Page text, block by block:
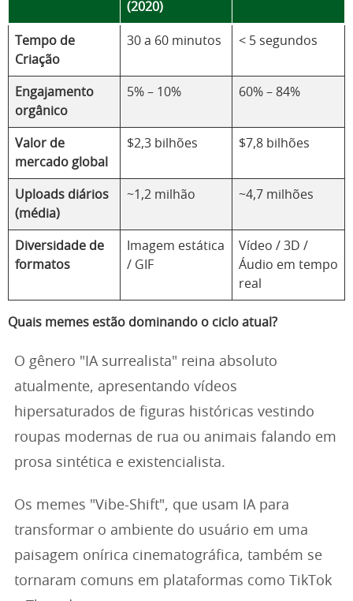
(2020)
Tempo de
Criação
30 a 60 minutos < 5 segundos
Engajamento
orgânico
5% – 10% 60% – 84%
Valor de
mercado global
$2,3 bilhões $7,8 bilhões
Uploads diários
(média)
~1,2 milhão ~4,7 milhões
Diversidade de
formatos
Imagem estática
/ GIF
Vídeo / 3D /
Áudio em tempo
real
Quais memes estão dominando o ciclo atual?
O gênero "IA surrealista" reina absoluto
atualmente, apresentando vídeos
hipersaturados de figuras históricas vestindo
roupas modernas de rua ou animais falando em
prosa sintética e existencialista.
Os memes "Vibe-Shift", que usam IA para
transformar o ambiente do usuário em uma
paisagem onírica cinematográfica, também se
tornaram comuns em plataformas como TikTok